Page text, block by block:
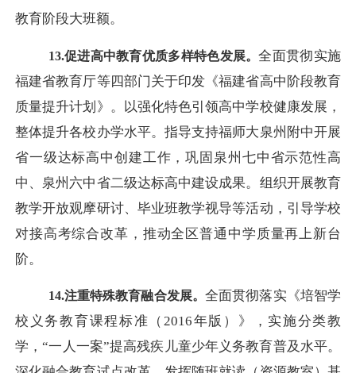
教育阶段大班额。
13.促进高中教育优质多样特色发展。全面贯彻实施
福建省教育厅等四部门关于印发《福建省高中阶段教育
质量提升计划》。以强化特色引领高中学校健康发展，
整体提升各校办学水平。指导支持福师大泉州附中开展
省一级达标高中创建工作，巩固泉州七中省示范性高
中、泉州六中省二级达标高中建设成果。组织开展教育
教学开放观摩研讨、毕业班教学视导等活动，引导学校
对接高考综合改革，推动全区普通中学质量再上新台
阶。
14.注重特殊教育融合发展。 全面贯彻落实《培智学
校义务教育课程标准（ 2016年版）》，实施分类教
学，“一人一案”提高残疾儿童少年义务教育普及水平。